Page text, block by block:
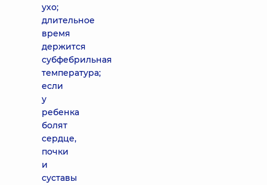
ухо;
длительное
время
держится
субфебрильная
температура;
если
у
ребенка
болят
сердце,
почки
и
суставы